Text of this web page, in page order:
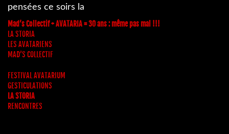
pensées ce soirs la
Mad’s Collectif + AVATARIA = 30 ans : même pas mal !!!
LA STORIA
LES AVATARIENS
MAD’S COLLECTIF
FESTIVAL AVATARIUM
GESTICULATIONS
LA STORIA
RENCONTRES